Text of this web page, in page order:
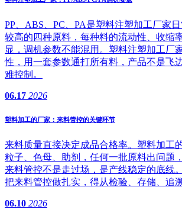
PP、ABS、PC、PA是塑料注塑加工厂家
较高的四种原料，每种料的流动性、收缩
显，调机参数不能混用。塑料注塑加工厂
性，用一套参数通打所有料，产品不是飞
难控制。
06.17 2026
塑料加工的厂家：来料管控的关键环节
来料质量直接决定成品合格率。塑料加工
粒子、色母、助剂，任何一批原料出问题
来料管控不是走过场，是产线稳定的底线
把来料管控做扎实，得从检验、存储、追
06.10 2026